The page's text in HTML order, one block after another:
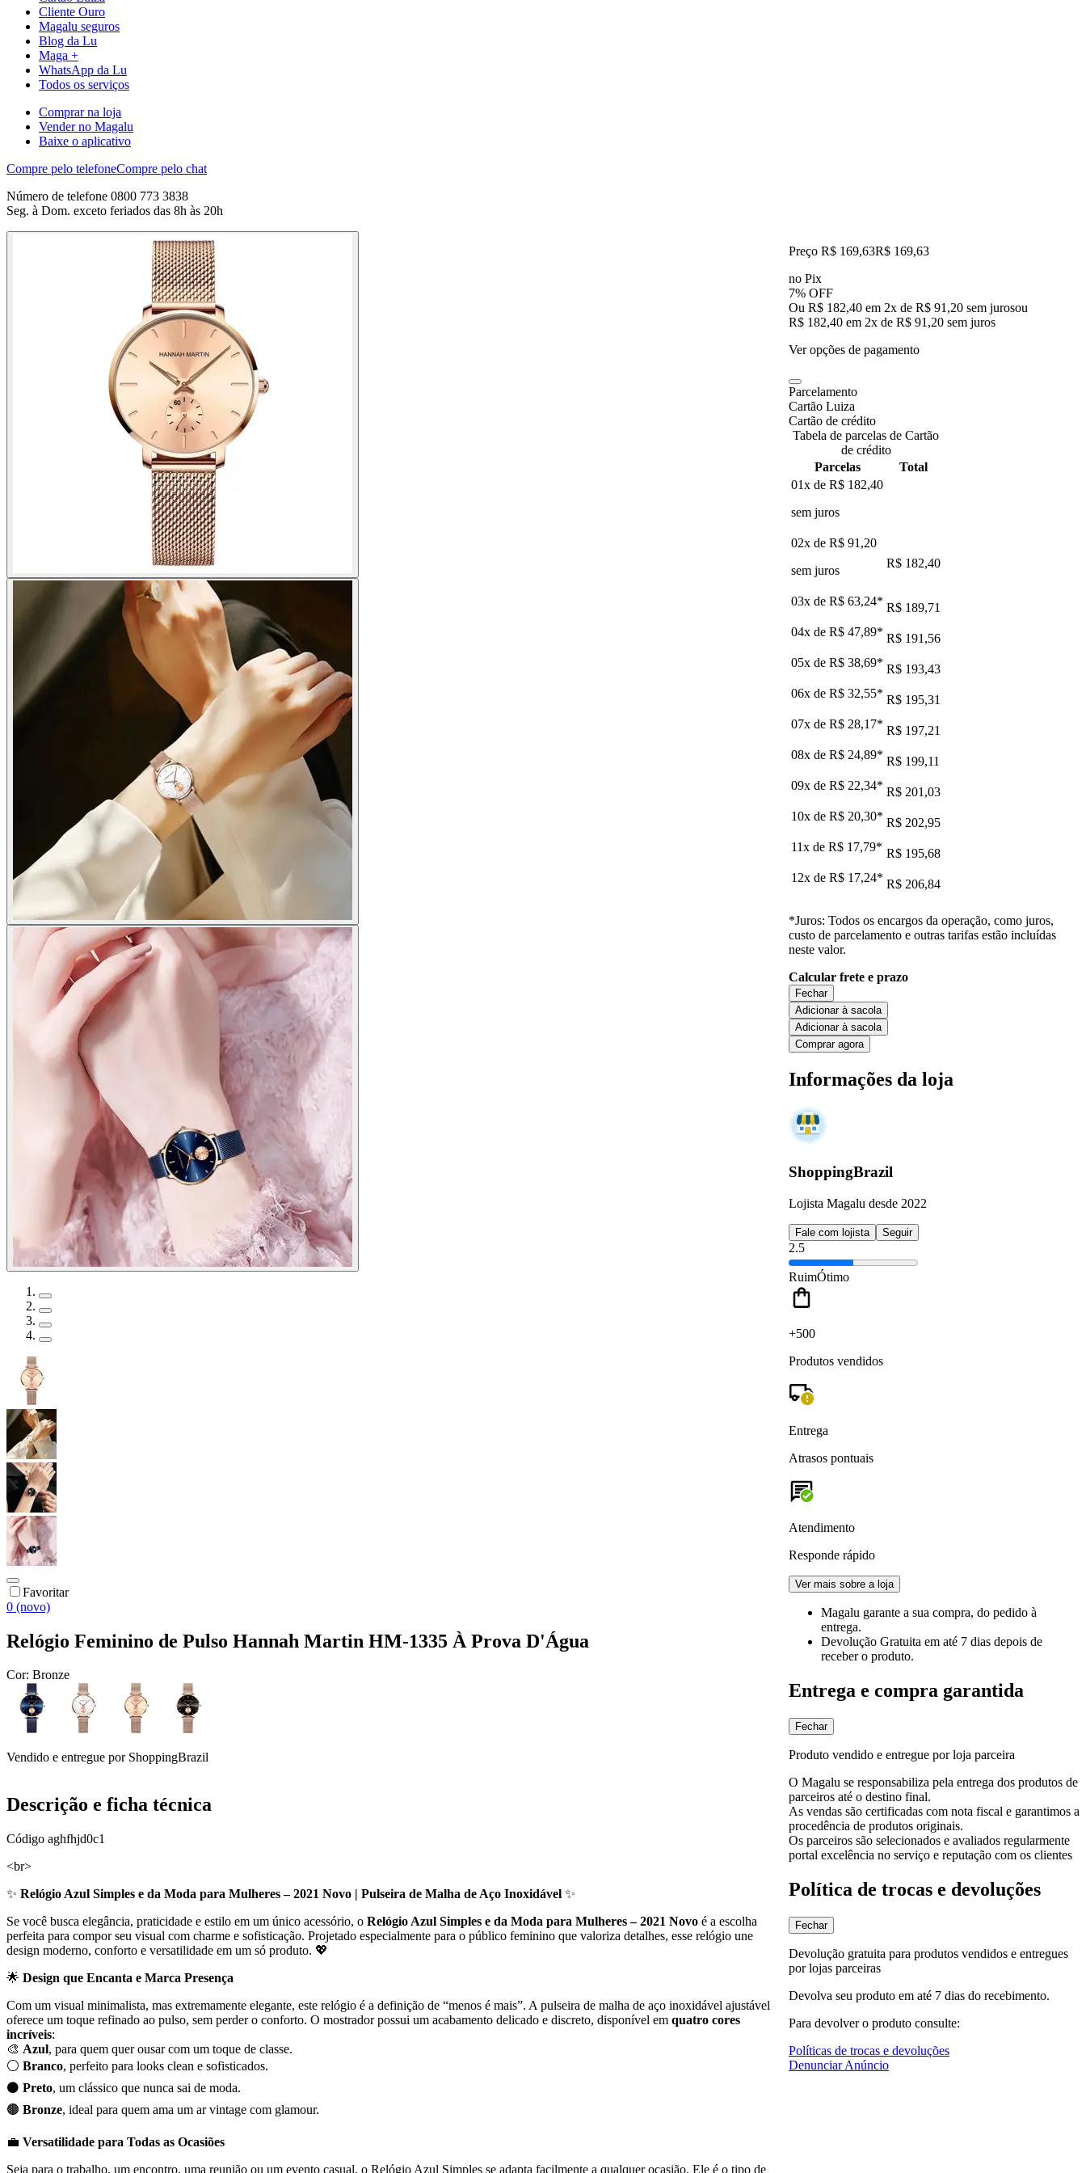
Cliente Ouro
Magalu seguros
Blog da Lu
Maga +
WhatsApp da Lu
Todos os serviços
Comprar na loja
Vender no Magalu
Baixe o aplicativo
Compre pelo telefoneCompre pelo chat
Número de telefone 0800 773 3838
Seg. à Dom. exceto feriados das 8h às 20h
Favoritar
0 (novo)
Relógio Feminino de Pulso Hannah Martin HM-1335 À Prova D'Água
Cor: Bronze
Vendido e entregue por ShoppingBrazil
Preço R$ 169,63R$ 169,63
no Pix
7% OFF
Ou R$ 182,40 em 2x de R$ 91,20 sem jurosou
R$ 182,40 em 2x de R$ 91,20 sem juros
Ver opções de pagamento
Parcelamento
Cartão Luiza
Cartão de crédito
Tabela de parcelas de Cartão
de crédito
Parcelas
Total
01x de R$ 182,40
sem juros
02x de R$ 91,20
sem juros
R$ 182,40
03x de R$ 63,24* R$ 189,71
04x de R$ 47,89* R$ 191,56
05x de R$ 38,69* R$ 193,43
06x de R$ 32,55* R$ 195,31
07x de R$ 28,17* R$ 197,21
08x de R$ 24,89* R$ 199,11
09x de R$ 22,34* R$ 201,03
10x de R$ 20,30* R$ 202,95
11x de R$ 17,79* R$ 195,68
12x de R$ 17,24* R$ 206,84
*Juros: Todos os encargos da operação, como juros,
custo de parcelamento e outras tarifas estão incluídas
neste valor.
Calcular frete e prazo
Fechar
Adicionar à sacola
Adicionar à sacola
Comprar agora
Informações da loja
ShoppingBrazil
Lojista Magalu desde 2022
Fale com lojista Seguir
2.5
RuimÓtimo
+500
Produtos vendidos
Entrega
Atrasos pontuais
Atendimento
Responde rápido
Ver mais sobre a loja
Magalu garante a sua compra, do pedido à
entrega.
Devolução Gratuita em até 7 dias depois de
receber o produto.
Entrega e compra garantida
Fechar
Produto vendido e entregue por loja parceira
O Magalu se responsabiliza pela entrega dos produtos de
parceiros até o destino final.
As vendas são certificadas com nota fiscal e garantimos a
procedência de produtos originais.
Os parceiros são selecionados e avaliados regularmente
portal excelência no serviço e reputação com os clientes
Política de trocas e devoluções
Fechar
Devolução gratuita para produtos vendidos e entregues
por lojas parceiras
Devolva seu produto em até 7 dias do recebimento.
Para devolver o produto consulte:
Políticas de trocas e devoluções
Denunciar Anúncio
Descrição e ficha técnica
Código aghfhjd0c1
<br>
✨ Relógio Azul Simples e da Moda para Mulheres – 2021 Novo | Pulseira de Malha de Aço Inoxidável ✨
Se você busca elegância, praticidade e estilo em um único acessório, o Relógio Azul Simples e da Moda para Mulheres – 2021 Novo é a escolha
perfeita para compor seu visual com charme e sofisticação. Projetado especialmente para o público feminino que valoriza detalhes, esse relógio une
design moderno, conforto e versatilidade em um só produto. 💖
🌟 Design que Encanta e Marca Presença
Com um visual minimalista, mas extremamente elegante, este relógio é a definição de “menos é mais”. A pulseira de malha de aço inoxidável ajustável
oferece um toque refinado ao pulso, sem perder o conforto. O mostrador possui um acabamento delicado e discreto, disponível em quatro cores
incríveis:
🎨 Azul, para quem quer ousar com um toque de classe.
⚪ Branco, perfeito para looks clean e sofisticados.
⚫ Preto, um clássico que nunca sai de moda.
🟤 Bronze, ideal para quem ama um ar vintage com glamour.
💼 Versatilidade para Todas as Ocasiões
Seja para o trabalho, um encontro, uma reunião ou um evento casual, o Relógio Azul Simples se adapta facilmente a qualquer ocasião. Ele é o tipo de